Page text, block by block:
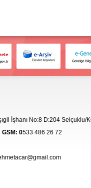
İşhanı No:8 D:204 Selçuklu/
GSM : 0533 486 26 72